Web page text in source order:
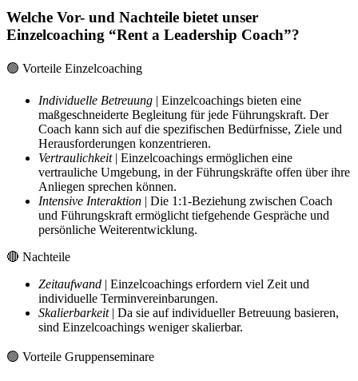
Welche Vor- und Nachteile bietet unser
Einzelcoaching “Rent a Leadership Coach”?
🟢 Vorteile Einzelcoaching
Individuelle Betreuung | Einzelcoachings bieten eine
maßgeschneiderte Begleitung für jede Führungskraft. Der
Coach kann sich auf die spezifischen Bedürfnisse, Ziele und
Herausforderungen konzentrieren.
Vertraulichkeit| Einzelcoachings ermöglichen eine
vertrauliche Umgebung, in der Führungskräfte offen über ihre
Anliegen sprechen können.
Intensive Interaktion | Die 1:1-Beziehung zwischen Coach
und Führungskraft ermöglicht tiefgehende Gespräche und
persönliche Weiterentwicklung.
🔴 Nachteile
Zeitaufwand | Einzelcoachings erfordern viel Zeit und
individuelle Terminvereinbarungen.
Skalierbarkeit| Da sie auf individueller Betreuung basieren,
sind Einzelcoachings weniger skalierbar.
🟢 Vorteile Gruppenseminare